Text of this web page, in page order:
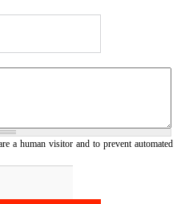
a human visitor and to prevent automated